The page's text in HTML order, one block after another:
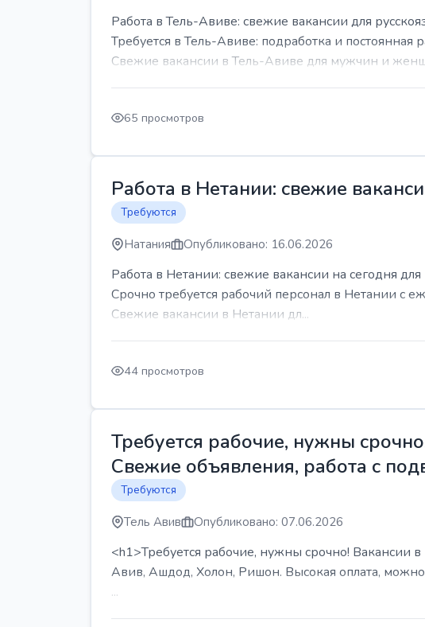
Работа в Тель-Авиве: свежие вакансии для
Требуется в Тель-Авиве: подработка и постоянная
Свежие вакансии в Тель-Авиве для мужчин и
65 просмотров
Работа в Нетании: свежие
Требуются
Натания Опубликовано: 16.06.2026
Работа в Нетании: свежие вакансии на сегодня
Срочно требуется рабочий персонал в Нетании с
Свежие вакансии в Нетании дл...
44 просмотров
Требуется рабочие, нужны
Свежие объявления, работа с
Требуются
Тель Авив Опубликовано: 07.06.2026
<h1>Требуется рабочие, нужны срочно! Вакансии
Авив, Ашдод, Холон, Ришон. Высокая оплата,
...